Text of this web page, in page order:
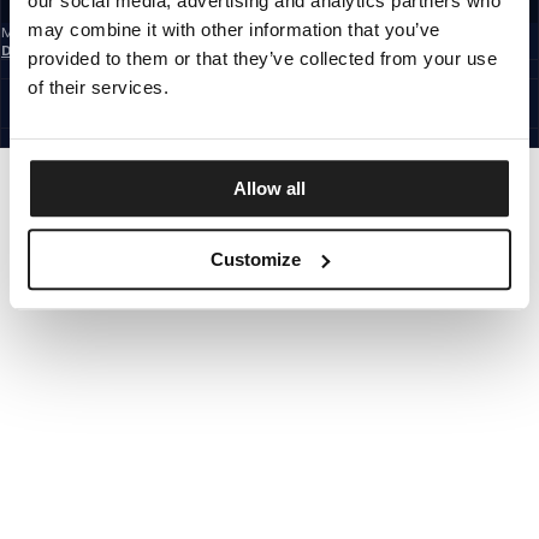
may combine it with other information that you’ve
provided to them or that they’ve collected from your use
of their services.
Allow all
Customize
Mit der Anmeldung zum Newsletter bestätigst du, dass du die
Datenschutzerklärung
gelesen hast.
GERMANY
©1997 - 2026 PITBULL ALLE RECHTE VORBEHALTEN.
GEHE NACH OBEN